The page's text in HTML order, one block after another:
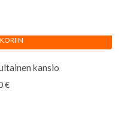
kansio
€